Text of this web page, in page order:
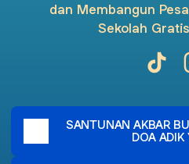
dan Membangun
Sekolah
SANTUNAN AKBAR
DOA ADIK